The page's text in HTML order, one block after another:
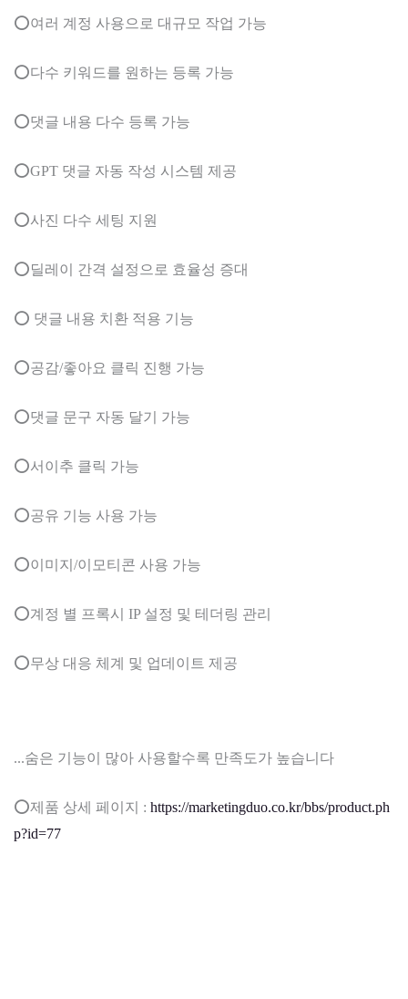
⭕여러 계정 사용으로 대규모 작업 가능
⭕다수 키워드를 원하는 등록 가능
⭕댓글 내용 다수 등록 가능
⭕GPT 댓글 자동 작성 시스템 제공
⭕사진 다수 세팅 지원
⭕딜레이 간격 설정으로 효율성 증대
⭕ 댓글 내용 치환 적용 기능
⭕공감/좋아요 클릭 진행 가능
⭕댓글 문구 자동 달기 가능
⭕서이추 클릭 가능
⭕공유 기능 사용 가능
⭕이미지/이모티콘 사용 가능
⭕계정 별 프록시 IP 설정 및 테더링 관리
⭕무상 대응 체계 및 업데이트 제공
...숨은 기능이 많아 사용할수록 만족도가 높습니다
⭕제품 상세 페이지 : https://marketingduo.co.kr/bbs/product.ph
p?id=77